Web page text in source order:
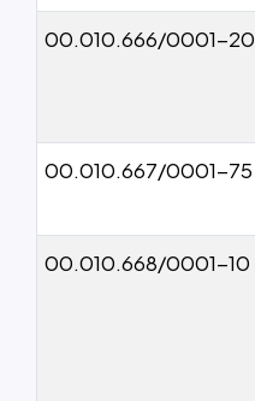
00.010.666/0001-20
00.010.667/0001-75
00.010.668/0001-10